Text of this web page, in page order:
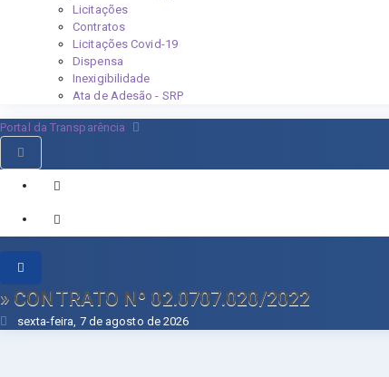
Licitações
Contratos
Licitações Covid-19
Dispensa
Inexigibilidade
Ata de Adesão - SRP
Portal da Transparência
» CONTRATO Nº 02.0707.020/2022
sexta-feira, 7 de agosto de 2026